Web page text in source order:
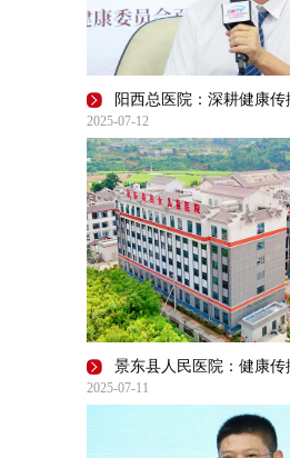
2025-07-12
景东县人民医院：健康
2025-07-11